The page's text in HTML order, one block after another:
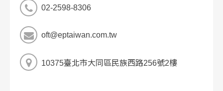
02-2598-8306
oft@eptaiwan.com.tw
10375臺北市大同區民族西路256號2樓